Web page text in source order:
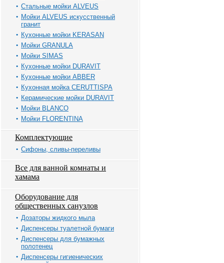
Стальные мойки ALVEUS
Мойки ALVEUS искусственный
гранит
Кухонные мойки KERASAN
Мойки GRANULA
Мойки SIMAS
Кухонные мойки DURAVIT
Кухонные мойки ABBER
Кухонная мойка CERUTTISPA
Керамические мойки DURAVIT
Мойки BLANCO
Мойки FLORENTINA
Комплектующие
Сифоны, сливы-переливы
Все для ванной комнаты и
хамама
Оборудование для
общественных санузлов
Дозаторы жидкого мыла
Диспенсеры туалетной бумаги
Диспенсеры для бумажных
полотенец
Диспенсеры гигиенических